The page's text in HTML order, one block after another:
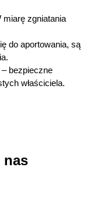
zgniatania
do aportowania, są
– bezpieczne
właściciela.
nas